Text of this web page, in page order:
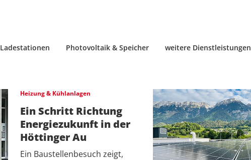
Ladestationen Photovoltaik & Speicher weitere Dienstleistungen
Heizung & Kühlanlagen
Ein Schritt Richtung
Energiezukunft in der
Höttinger Au
Ein Baustellenbesuch zeigt,